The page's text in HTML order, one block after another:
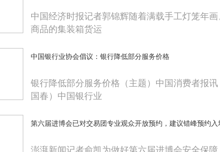
中国经济时报记者郭锦辉随着满载手工灯笼年
商品的集装箱货运
中国银行业协会倡议：银行降低部分服务价格
银行降低部分服务价格（主题）中国消费者报讯
国春）中国银行业
第六届进博会已对交易团专业观众开放预约，建议错峰预约入
澎湃新闻记者俞凯为做好第六届进博会安全保障